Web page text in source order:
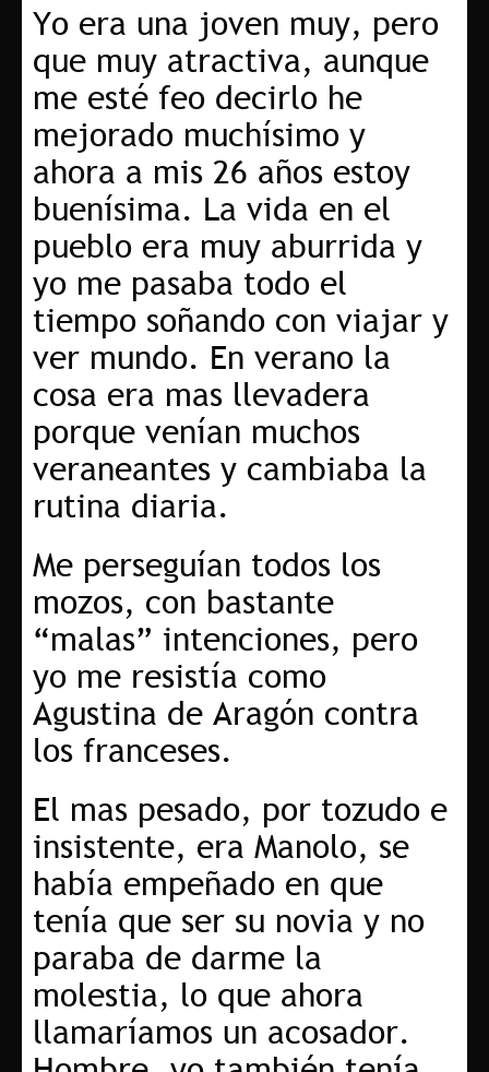
Yo era una joven muy, pero
que muy atractiva, aunque
me esté feo decirlo he
mejorado muchísimo y
ahora a mis 26 años estoy
buenísima. La vida en el
pueblo era muy aburrida y
yo me pasaba todo el
tiempo soñando con viajar y
ver mundo. En verano la
cosa era mas llevadera
porque venían muchos
veraneantes y cambiaba la
rutina diaria.
Me perseguían todos los
mozos, con bastante
“malas” intenciones, pero
yo me resistía como
Agustina de Aragón contra
los franceses.
El mas pesado, por tozudo e
insistente, era Manolo, se
había empeñado en que
tenía que ser su novia y no
paraba de darme la
molestia, lo que ahora
llamaríamos un acosador.